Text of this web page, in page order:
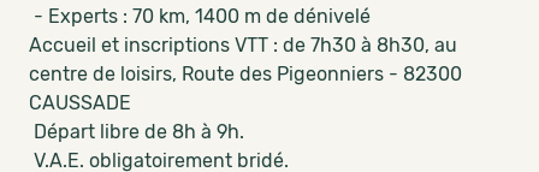
- Experts : 70 km, 1400 m de dénivelé
Accueil et inscriptions VTT : de 7h30 à 8h30, au
centre de loisirs, Route des Pigeonniers - 82300
CAUSSADE
Départ libre de 8h à 9h.
V.A.E. obligatoirement bridé.